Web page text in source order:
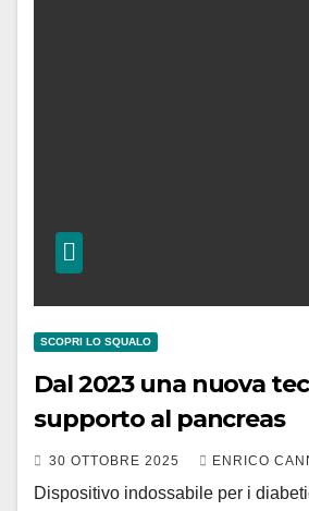
SCOPRI LO SQUALO
Dal 2023 una nuova
supporto al pancreas
30 OTTOBRE 2025 ENRICO
Dispositivo indossabile per i